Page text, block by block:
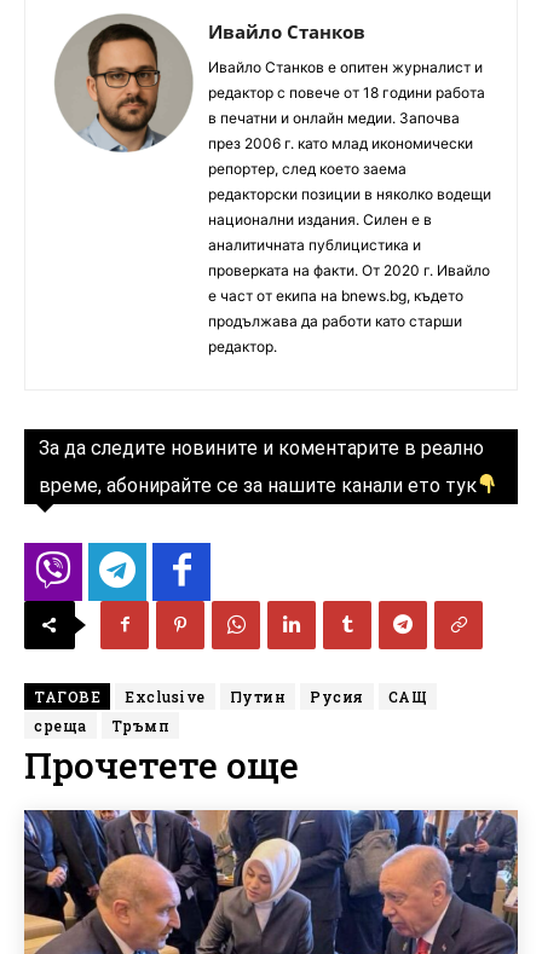
Ивайло Станков
Ивайло Станков е опитен журналист и
редактор с повече от 18 години работа
в печатни и онлайн медии. Започва
през 2006 г. като млад икономически
репортер, след което заема
редакторски позиции в няколко водещи
национални издания. Силен е в
аналитичната публицистика и
проверката на факти. От 2020 г. Ивайло
е част от екипа на bnews.bg, където
продължава да работи като старши
редактор.
За да следите новините и коментарите в реално
време, абонирайте се за нашите канали ето тук
ТАГОВЕ Exclusive Путин Русия
САЩ
среща
Тръмп
Прочетете още